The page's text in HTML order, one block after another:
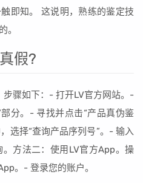
即知。 这说明，熟练的鉴定技
。
假?
步骤如下：- 打开LV官方网站。-
分。- 寻找并点击“产品真伪鉴
选择“查询产品序列号”。- 输入
方法二：使用LV官方App。操
。- 登录您的账户。